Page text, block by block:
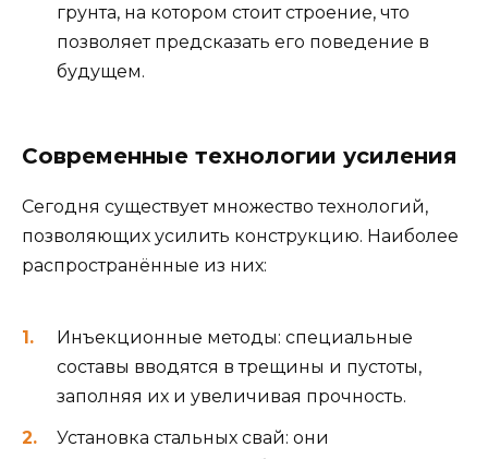
грунта, на котором стоит строение, что
позволяет предсказать его поведение в
будущем.
Современные технологии усиления
Сегодня существует множество технологий,
позволяющих усилить конструкцию. Наиболее
распространённые из них:
Инъекционные методы: специальные
составы вводятся в трещины и пустоты,
заполняя их и увеличивая прочность.
Установка стальных свай: они